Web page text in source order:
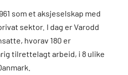
som et aksjeselskap med
sektor. I dag er Varodd
hvorav 180 er
tilrettelagt arbeid, i 8 ulike